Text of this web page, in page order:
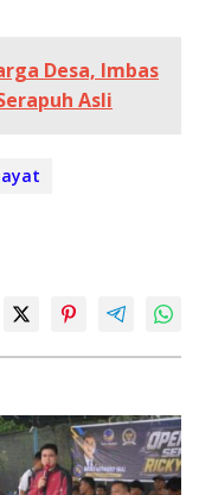
Desa, Imbas
Asli